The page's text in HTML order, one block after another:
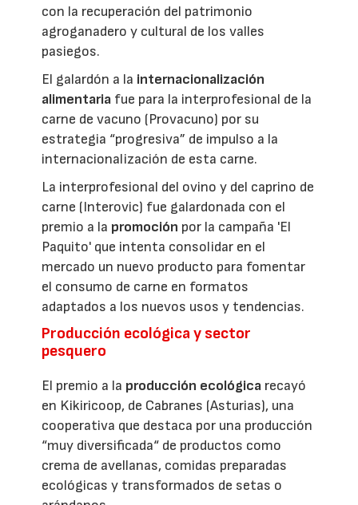
con la recuperación del patrimonio
agroganadero y cultural de los valles
pasiegos.
El galardón a la internacionalización
alimentaria fue para la interprofesional de la
carne de vacuno (Provacuno) por su
estrategia “progresiva” de impulso a la
internacionalización de esta carne.
La interprofesional del ovino y del caprino de
carne (Interovic) fue galardonada con el
premio a la promoción por la campaña 'El
Paquito' que intenta consolidar en el
mercado un nuevo producto para fomentar
el consumo de carne en formatos
adaptados a los nuevos usos y tendencias.
Producción ecológica y sector
pesquero
El premio a la producción ecológica recayó
en Kikiricoop, de Cabranes (Asturias), una
cooperativa que destaca por una producción
“muy diversificada“ de productos como
crema de avellanas, comidas preparadas
ecológicas y transformados de setas o